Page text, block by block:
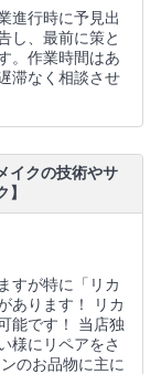
進行時に予見出
し、最前に策と
。作業時間はあ
滞なく相談させ
イクの技術やサ
すが特に「リカ
あります！ リカ
能です！ 当店独
様にリペアをさ
のお品物に主に